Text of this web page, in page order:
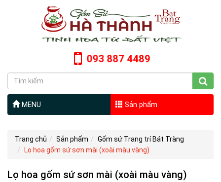
093 887 4489
MENU Sản phẩm
Trang chủ Sản phẩm
Gốm sứ Trang trí Bát Tràng
Lọ hoa gốm sứ sơn mài (xoài màu vàng)
Lọ hoa gốm sứ sơn mài (xoài màu vàng)